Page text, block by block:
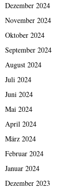
Dezember 2024
November 2024
Oktober 2024
September 2024
August 2024
Juli 2024
Juni 2024
Mai 2024
April 2024
März 2024
Februar 2024
Januar 2024
Dezember 2023